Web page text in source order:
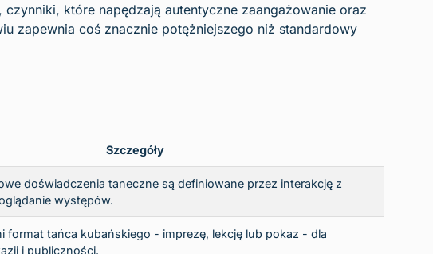
które napędzają autentyczne zaangażowanie oraz
zapewnia coś znacznie potężniejszego niż standardowy
Szczegóły
doświadczenia taneczne są definiowane przez interakcję z
występów.
format tańca kubańskiego - imprezę, lekcję lub pokaz - dla
i publiczności.